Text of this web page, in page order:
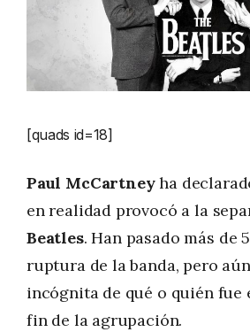
[quads id=18]
Paul McCartneyha
en realidad provocó a la
Beatles. Han pasado más de
ruptura de la banda, pero
incógnita de qué o quién fue
fin de la agrupación.